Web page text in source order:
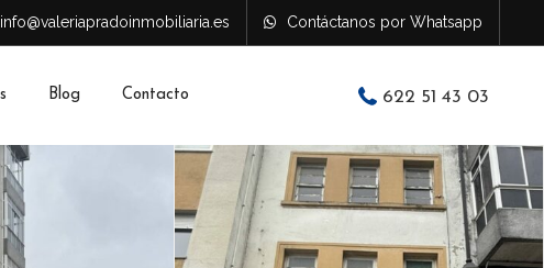
info@valeriapradoinmobiliaria.es Contáctanos por Whatsapp
622 51 43 03
Blog Contacto